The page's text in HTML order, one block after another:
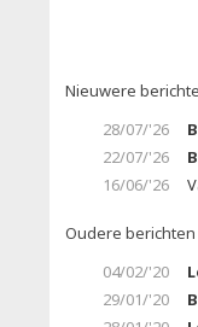
Nieuwere
28/07/'26
22/07/'26
16/06/'26
Oudere berichten
04/02/'20
29/01/'20